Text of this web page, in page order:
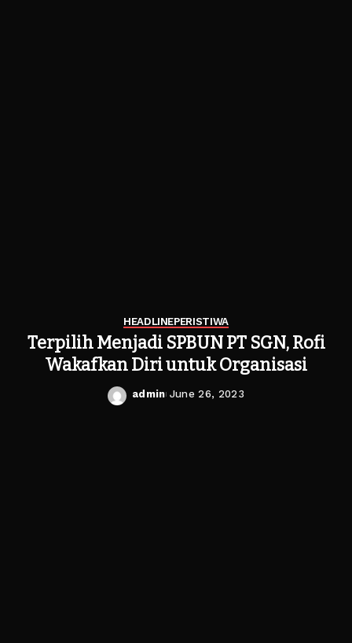
HEADLINEPERISTIWA
Terpilih Menjadi SPBUN PT SGN, Rofi
Wakafkan Diri untuk Organisasi
Posted
admin June 26, 2023